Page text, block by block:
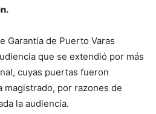
Garantía de Puerto Varas
que se extendió por más
cuyas puertas fueron
magistrado, por razones de
la audiencia.